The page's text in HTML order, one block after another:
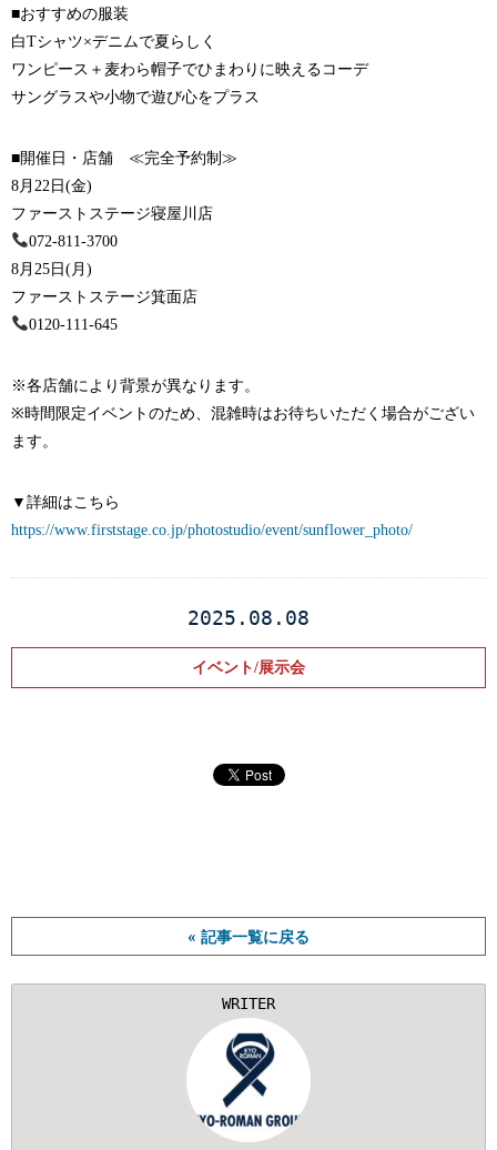
■おすすめの服装
白Tシャツ×デニムで夏らしく
ワンピース＋麦わら帽子でひまわりに映えるコーデ
サングラスや小物で遊び心をプラス
■開催日・店舗 ≪完全予約制≫
8月22日(金)
ファーストステージ寝屋川店
072-811-3700
8月25日(月)
ファーストステージ箕面店
0120-111-645
※各店舗により背景が異なります。
※時間限定イベントのため、混雑時はお待ちいただく場合がござい
ます。
▼詳細はこちら
https://www.firststage.co.jp/photostudio/event/sunflower_photo/
2025.08.08
イベント/展示会
« 記事一覧に戻る
WRITER